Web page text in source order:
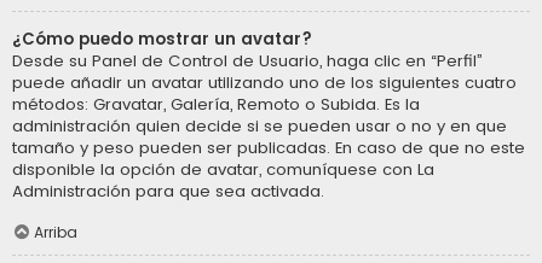
¿Cómo puedo mostrar un avatar?
Desde su Panel de Control de Usuario, haga clic en “Perfil”
puede añadir un avatar utilizando uno de los siguientes cuatro
métodos: Gravatar, Galería, Remoto o Subida. Es la
administración quien decide si se pueden usar o no y en que
tamaño y peso pueden ser publicadas. En caso de que no este
disponible la opción de avatar, comuníquese con La
Administración para que sea activada.
Arriba